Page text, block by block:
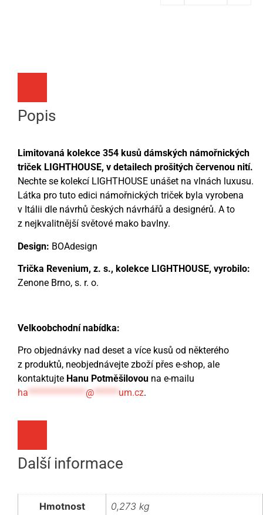
Popis
Limitovaná kolekce 354 kusů dámských námořnických
triček LIGHTHOUSE, v detailech prošitých červenou nití.
Nechte se kolekcí LIGHTHOUSE unášet na vlnách luxusu.
Látka pro tuto edici námořnických triček byla vyrobena
v Itálii dle návrhů českých návrhářů a designérů. A to
z nejkvalitnější světové mako bavlny.
Design: BOAdesign
Trička Revenium, z. s., kolekce LIGHTHOUSE, vyrobilo:
Zenone Brno, s. r. o.
Velkoobchodní nabídka:
Pro objednávky nad deset a více kusů od některého
z produktů, neobjednávejte zboží přes e-shop, ale
kontaktujte Hanu Potměšilovou na e-mailu
ha ************** @****** um.cz.
Další informace
Hmotnost 0,273 kg